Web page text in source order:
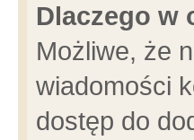
Dlaczego w
Możliwe, że
wiadomości
dostęp do